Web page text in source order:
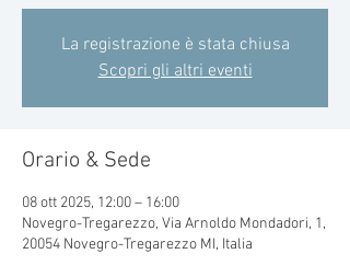
La registrazione è stata chiusa
Scopri gli altri eventi
Orario & Sede
08 ott 2025, 12:00 – 16:00
Novegro-Tregarezzo, Via Arnoldo Mondadori, 1,
20054 Novegro-Tregarezzo MI, Italia